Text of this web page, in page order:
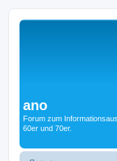
ano
Forum zum
60er und 70er.